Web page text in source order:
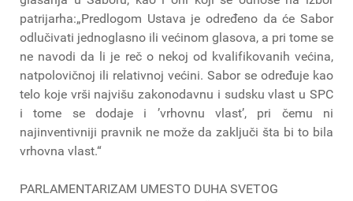
patrijarha:„Predlogom Ustava je određeno da će Sabor
odlučivati jednoglasno ili većinom glasova, a pri tome se
ne navodi da li je reč o nekoj od kvalifikovanih većina,
natpolovičnoj ili relativnoj većini. Sabor se određuje kao
telo koje vrši najvišu zakonodavnu i sudsku vlast u SPC
i tome se dodaje i ’vrhovnu vlast’, pri čemu ni
najinventivniji pravnik ne može da zaključi šta bi to bila
vrhovna vlast.“
PARLAMENTARIZAM UMESTO DUHA SVETOG